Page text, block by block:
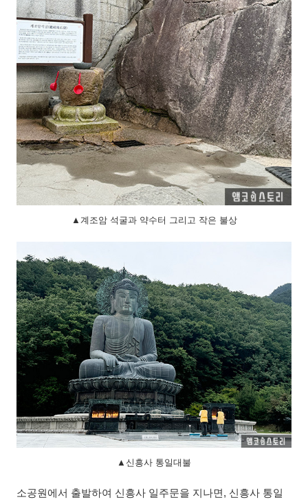
▲계조암 석굴과 약수터 그리고 작은 불상
▲신흥사 통일대불
소공원에서 출발하여 신흥사 일주문을 지나면, 신흥사 통일